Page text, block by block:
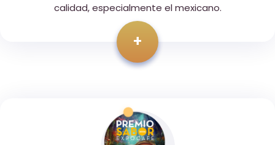
calidad, especialmente el mexicano.
+